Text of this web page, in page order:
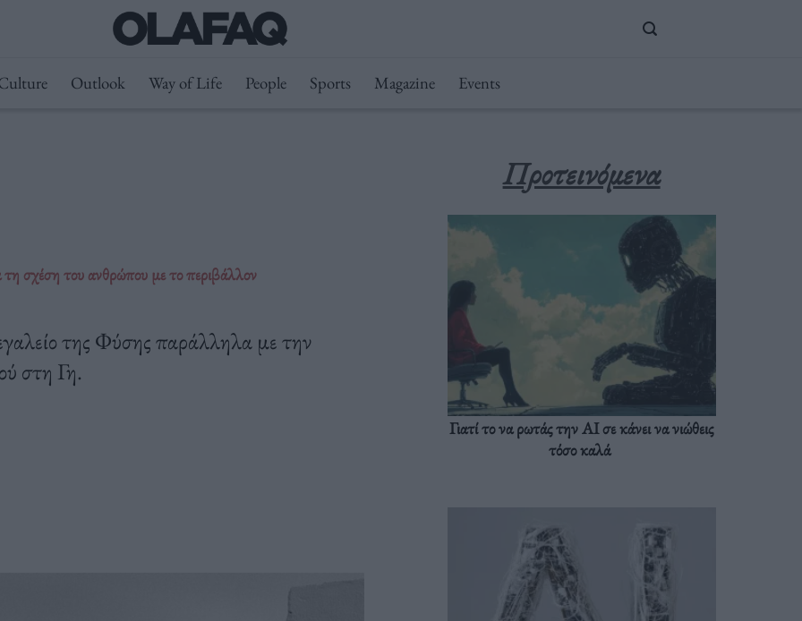
Outlook Way of Life People Sports Magazine Events
σχέση του ανθρώπου με το περιβάλλον
της Φύσης παράλληλα με την
στη Γη.
Προτεινόμενα
Γιατί το να ρωτάς την AI σε κάνει να νιώθεις
τόσο καλά